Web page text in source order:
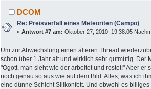
DCOM
Re: Preisverfall eines Meteoriten (Campo)
«Antwort #7 am: Oktober 27, 2010, 19:38:05
Um zur Abwechslung einen älteren Thread
schon über 1 Jahr alt und wirklich sehr gutmütig. Der
"Ogott, man sieht wie der arbeitet und rostet!" Aber er
noch genau so aus wie auf dem Bild. Alles, was ich
eine dünne Schicht Silikonfett. Und obwohl es